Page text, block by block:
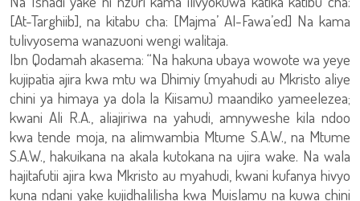
[At-Targhiib], na kitabu cha: [Majma’ Al-Fawa’ed] Na kama
tulivyosema wanazuoni wengi walitaja.
Ibn Qodamah akasema: “Na hakuna ubaya wowote wa yeye
kujipatia ajira kwa mtu wa Dhimiy (myahudi au Mkristo aliye
chini ya himaya ya dola la Kiisamu) maandiko yameelezea;
kwani Ali R.A., aliajiriwa na yahudi, amnyweshe kila ndoo
kwa tende moja, na alimwambia Mtume S.A.W., na Mtume
S.A.W., hakuikana na akala kutokana na ujira wake. Na wala
hajitafutii ajira kwa Mkristo au myahudi, kwani kufanya hivyo
kuna ndani yake kujidhalilisha kwa Muislamu na kuwa chini